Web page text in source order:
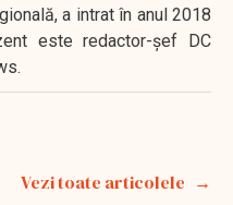
a intrat în anul 2018
este redactor-şef DC
Vezi toate articolele